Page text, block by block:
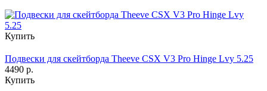
Купить
Подвески для скейтборда Theeve CSX V3 Pro Hinge Lvy 5.25
4490 р.
Купить